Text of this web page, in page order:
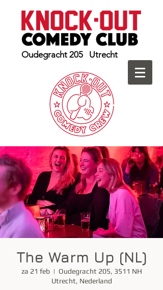
Oudegracht 205 Utrecht
The Warm Up (NL)
za 21 feb
  |
Oudegracht 205, 3511 NH
Utrecht, Nederland